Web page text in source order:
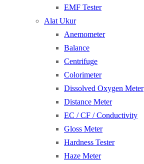
EMF Tester
Alat Ukur
Anemometer
Balance
Centrifuge
Colorimeter
Dissolved Oxygen Meter
Distance Meter
EC / CF / Conductivity
Gloss Meter
Hardness Tester
Haze Meter